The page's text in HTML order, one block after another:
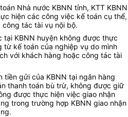
Nhà nước KBNN tỉnh, KTT KBNN
hiện các công việc kế toán cụ thể,
tác tài vụ nội bộ.
tại KBNN huyện không được thực
từ kế toán của nghiệp vụ do mình
với khách hàng hoặc công tác tài
tiền gửi của KBNN tại ngân hàng
thanh toán bù trừ, không được giữ
được thực hiện việc giao nhận
trong trường hợp KBNN giao nhận